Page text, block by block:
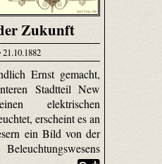
Zukunft
21.10.1882
Ernst gemacht,
Stadtteil New
elektrischen
erscheint es an
ein Bild von der